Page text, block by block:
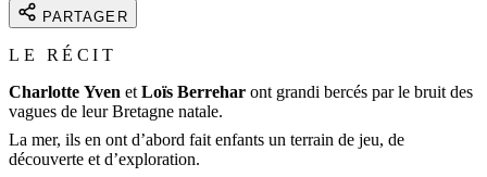
PARTAGER
LE RÉCIT
Charlotte Yven etLoïs Berrehar ont grandi bercés par le bruit des
vagues de leur Bretagne natale.
La mer, ils en ont d’abord fait enfants un terrain de jeu, de
découverte et d’exploration.